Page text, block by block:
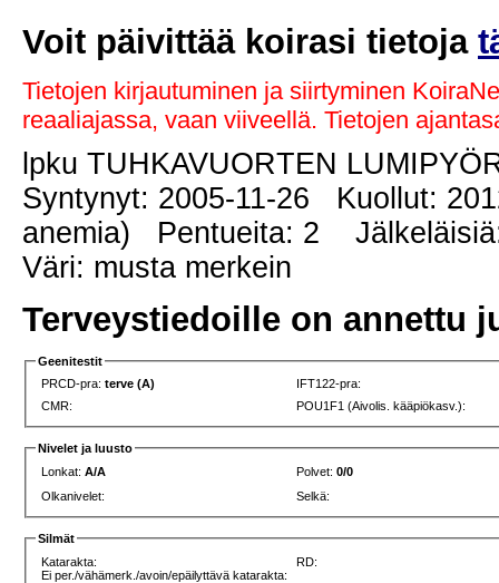
Voit päivittää koirasi tietoja
Tietojen kirjautuminen ja siirtyminen
reaaliajassa, vaan viiveellä. Tietojen
lpku TUHKAVUORTEN
Syntynyt: 2005-11-26 Kuollut:
anemia) Pentueita: 2
Väri: musta merkein
Terveystiedoille on annettu
Geenitestit
PRCD-pra:terve (A)
IFT122-pra:
CMR:
POU1F1 (Aivolis. kääpiökasv.):
Nivelet ja luusto
Lonkat:A/A Polvet:0/0
Olkanivelet:
Selkä:
Silmät
Katarakta:
Ei per./vähämerk./avoin/epäilyttävä katarakta:
RD: